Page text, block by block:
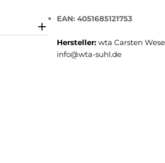
EAN: 4051685121753
Hersteller: wta Carsten
info@wta-suhl.de